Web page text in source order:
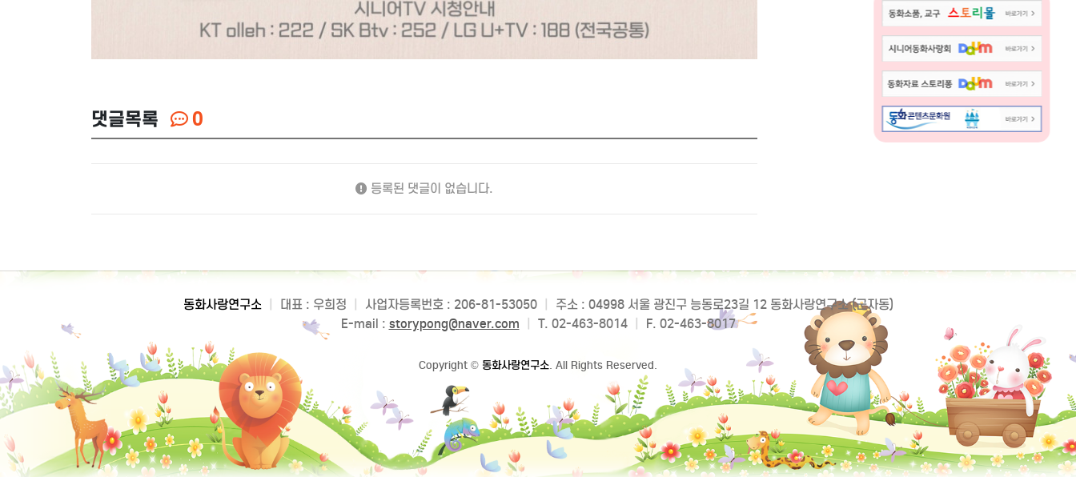
댓글목록 0
등록된 댓글이 없습니다.
동화사랑연구소 대표 : 우희정 사업자등록번호 : 206-81-53050
주소 : 04998 서울 광진구 능동로23길 12 동화사랑연구소 (군자동)
E-mail : storypong@naver.com T. 02-463-8014 F. 02-463-8017
Copyright © 동화사랑연구소. All Rights Reserved.